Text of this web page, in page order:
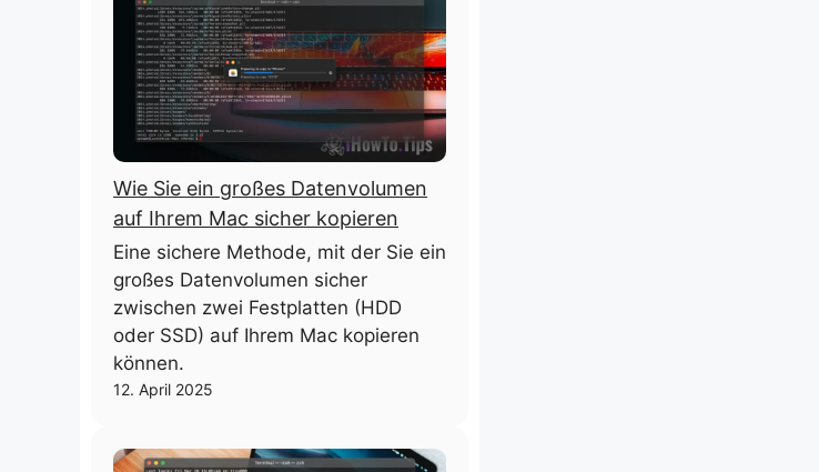
Wie Sie ein großes Datenvolumen
auf Ihrem Mac sicher kopieren
Eine sichere Methode, mit der Sie ein
großes Datenvolumen sicher
zwischen zwei Festplatten (HDD
oder SSD) auf Ihrem Mac kopieren
können.
12. April 2025